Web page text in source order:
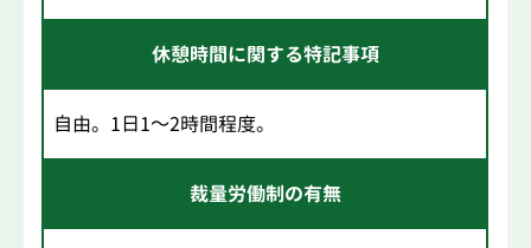
休憩時間に関する特記事項
自由。1日1～2時間程度。
裁量労働制の有無